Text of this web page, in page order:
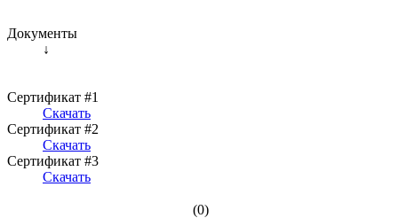
Документы
↓
Сертификат #1
Скачать
Сертификат #2
Скачать
Сертификат #3
Скачать
(0)